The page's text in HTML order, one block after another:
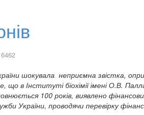
шокувала неприємна звістка,
що в Інституті біохімії імені О.В.
100 років, виявлено
України, проводячи перевірку